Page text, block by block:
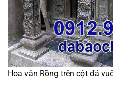
Hoa văn Rồng trên cột đá